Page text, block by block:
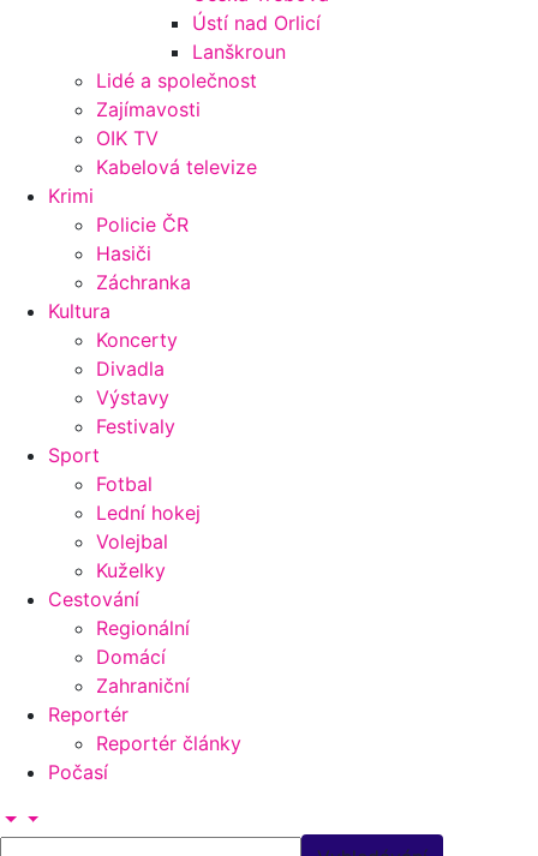
Ústí nad Orlicí
Lanškroun
Lidé a společnost
Zajímavosti
OIK TV
Kabelová televize
Krimi
Policie ČR
Hasiči
Záchranka
Kultura
Koncerty
Divadla
Výstavy
Festivaly
Sport
Fotbal
Lední hokej
Volejbal
Kuželky
Cestování
Regionální
Domácí
Zahraniční
Reportér
Reportér články
Počasí